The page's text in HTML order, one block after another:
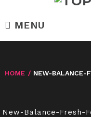
MENU
HOME / NEW-BALANCE-
New-Balance-Fresh-